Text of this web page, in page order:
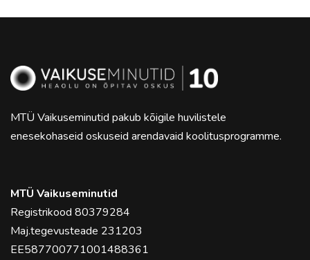
MTÜ Vaikuseminutid pakub kõigile huvilistele
enesekohaseid oskuseid arendavaid koolitusprogramme.
MTÜ Vaikuseminutid
Registrikood 80379284
Maj.tegevusteade 231203
EE587700771001488361